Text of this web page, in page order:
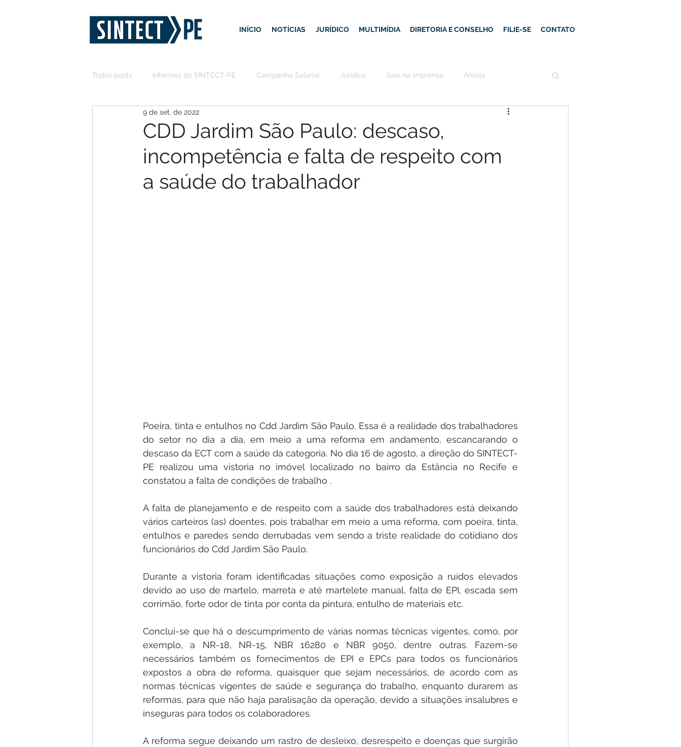
INÍCIO NOTÍCIAS JURÍDICO MULTIMÍDIA DIRETORIA E CONSELHO FILIE-SE CONTATO
Todos posts Informes do SINTECT-PE Campanha Salarial Jurídico Saiu na imprensa Anistia
CDD Jardim São Paulo: descaso,
incompetência e falta de respeito com
a saúde do trabalhador
9 de set. de 2022
Poeira, tinta e entulhos no Cdd Jardim São Paulo. Essa é a realidade dos trabalhadores
do setor no dia a dia, em meio a uma reforma em andamento, escancarando o
descaso da ECT com a saúde da categoria. No dia 16 de agosto, a direção do SINTECT-
PE realizou uma vistoria no imóvel localizado no bairro da Estância no Recife e
constatou a falta de condições de trabalho .
A falta de planejamento e de respeito com a saúde dos trabalhadores está deixando
vários carteiros (as) doentes, pois trabalhar em meio a uma reforma, com poeira, tinta,
entulhos e paredes sendo derrubadas vem sendo a triste realidade do cotidiano dos
funcionários do Cdd Jardim São Paulo.
Durante a vistoria foram identificadas situações como exposição a ruídos elevados
devido ao uso de martelo, marreta e até martelete manual, falta de EPI, escada sem
corrimão, forte odor de tinta por conta da pintura, entulho de materiais etc.
Conclui-se que há o descumprimento de várias normas técnicas vigentes, como, por
exemplo, a NR-18, NR-15, NBR 16280 e NBR 9050, dentre outras. Fazem-se
necessários também os fornecimentos de EPI e EPCs para todos os funcionários
expostos a obra de reforma, quaisquer que sejam necessários, de acordo com as
normas técnicas vigentes de saúde e segurança do trabalho, enquanto durarem as
reformas, para que não haja paralisação da operação, devido a situações insalubres e
inseguras para todos os colaboradores.
A reforma segue deixando um rastro de desleixo, desrespeito e doenças que surgirão